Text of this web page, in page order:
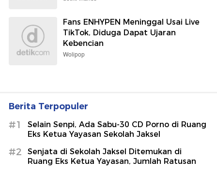
Fans ENHYPEN Meninggal Usai Live
TikTok, Diduga Dapat Ujaran
Kebencian
Wolipop
Berita Terpopuler
#1
Selain Senpi, Ada Sabu-30 CD Porno di Ruang
Eks Ketua Yayasan Sekolah Jaksel
#2
Senjata di Sekolah Jaksel Ditemukan di
Ruang Eks Ketua Yayasan, Jumlah Ratusan